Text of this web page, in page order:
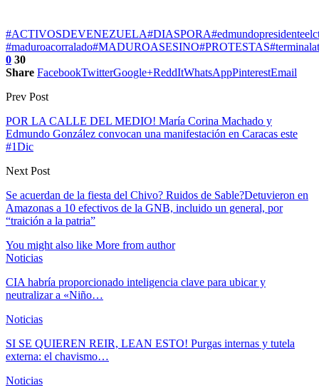
#ACTIVOSDEVENEZUELA#DIASPORA
#maduroacorralado#MADUROASESINO#PROTESTAS
0 30
Share FacebookTwitterGoogle+ReddItWhatsAppPinterestEmail
Prev Post
POR LA CALLE DEL MEDIO! María Corina Machado y
Edmundo González convocan una manifestación en Caracas este
#1Dic
Next Post
Se acuerdan de la fiesta del Chivo? Ruidos de Sable?Detuvieron en
Amazonas a 10 efectivos de la GNB, incluido un general, por
“traición a la patria”
You might also like More from author
Noticias
CIA habría proporcionado inteligencia clave para ubicar y
neutralizar a «Niño…
Noticias
SI SE QUIEREN REIR, LEAN ESTO! Purgas internas y tutela
externa: el chavismo…
Noticias